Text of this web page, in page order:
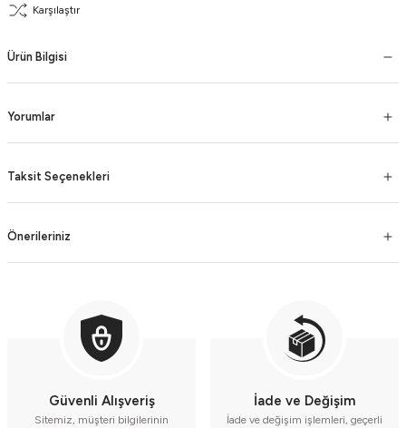
Karşılaştır
Ürün Bilgisi
Yorumlar
Taksit Seçenekleri
Önerileriniz
Güvenli Alışveriş
Sitemiz, müşteri bilgilerinin
İade ve Değişim
İade ve değişim işlemleri, geçerli